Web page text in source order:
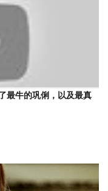
最牛的巩俐，以及最真